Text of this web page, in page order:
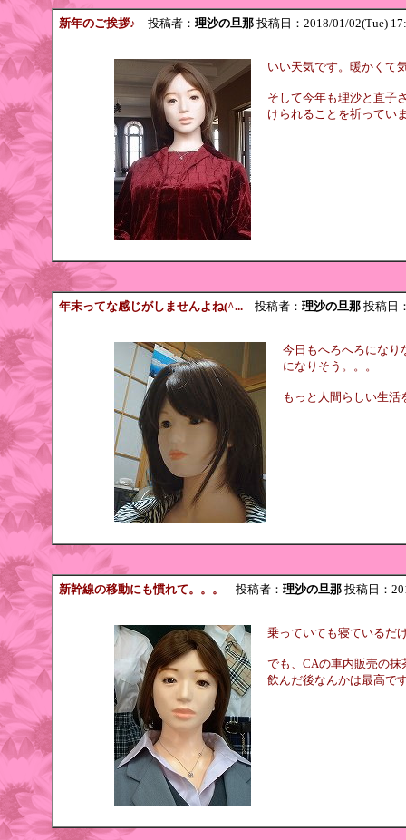
新年のご挨拶♪ 投稿者： 理沙の旦那投稿日：2018/01/02(Tue)
いい天気です。暖かくて
そして今年も理沙と直子
けられることを祈ってい
年末ってな感じがしませんよね(^...投稿者： 理沙の旦那投稿日
今日もへろへろになり
になりそう。。。
もっと人間らしい生
新幹線の移動にも慣れて。。。 投稿者： 理沙の旦那投稿日：
乗っていても寝ているだ
でも、CAの車内販売の
飲んだ後なんかは最高で